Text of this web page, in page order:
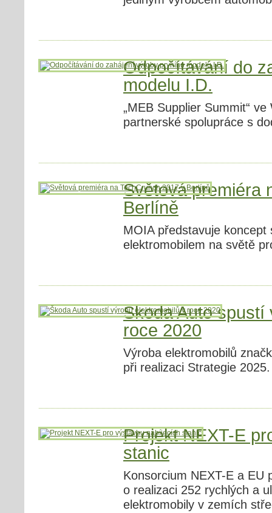
Odpočítávání do
modelu I.D.
„MEB Supplier Summit“
partnerské spolupráce s
Světová premiéra
Berlíně
MOIA představuje
elektromobilem na světě
Škoda Auto spustí
roce 2020
Výroba elektromobilů
při realizaci Strategie 2025.
Projekt NEXT-E
stanic
Konsorcium NEXT-E a EU
o realizaci 252 rychlých a
elektromobily v zemích